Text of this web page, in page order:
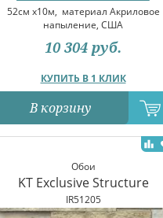
52см x10м, материал Акриловое
напыление, США
КУПИТЬ В 1 КЛИК
10 304 руб.
В корзину
Обои
KT Exclusive Structure
IR51205